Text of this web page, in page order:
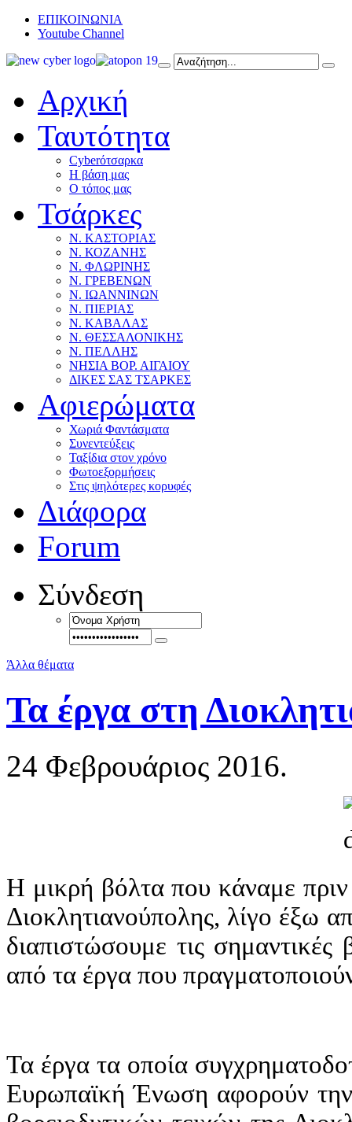
ΕΠΙΚΟΙΝΩΝΙΑ
Youtube Channel
Αρχική
Ταυτότητα
Cyberότσαρκα
Η βάση μας
Ο τόπος μας
Τσάρκες
Ν. ΚΑΣΤΟΡΙΑΣ
Ν. ΚΟΖΑΝΗΣ
Ν. ΦΛΩΡΙΝΗΣ
Ν. ΓΡΕΒΕΝΩΝ
Ν. ΙΩΑΝΝΙΝΩΝ
Ν. ΠΙΕΡΙΑΣ
Ν. ΚΑΒΑΛΑΣ
Ν. ΘΕΣΣΑΛΟΝΙΚΗΣ
Ν. ΠΕΛΛΗΣ
ΝΗΣΙΑ ΒΟΡ. ΑΙΓΑΙΟΥ
ΔΙΚΕΣ ΣΑΣ ΤΣΑΡΚΕΣ
Αφιερώματα
Χωριά Φαντάσματα
Συνεντεύξεις
Ταξίδια στον χρόνο
Φωτοεξορμήσεις
Στις ψηλότερες κορυφές
Διάφορα
Forum
Σύνδεση
Άλλα θέματα
Τα έργα στη
24 Φεβρουάριος 2016.
Η μικρή βόλτα που κάναμε πριν
Διοκλητιανούπολης, λίγο έξω
διαπιστώσουμε τις σημαντικές
από τα έργα που
Τα έργα τα οποία
Ευρωπαϊκή Ένωση αφορούν